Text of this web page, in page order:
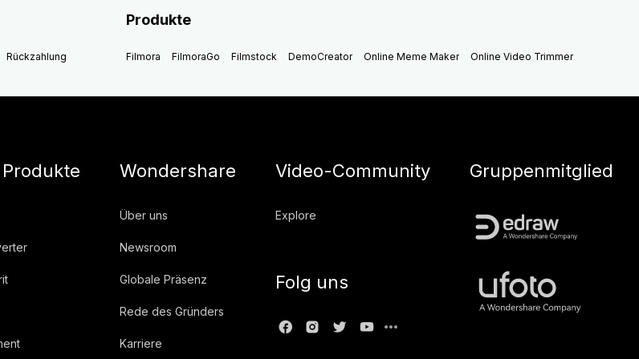
Rückzahlung
Produkte
Filmora FilmoraGo Filmstock DemoCreator Online Meme Maker Online Video Trimmer
Wondershare
Über uns
Newsroom
Globale Präsenz
Rede des Gründers
Karriere
Video-Community
Explore
Folg uns
Gruppenmitglied